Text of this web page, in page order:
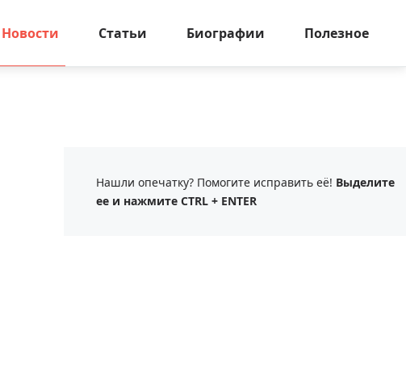
Новости Статьи Биографии Полезное
Нашли опечатку? Помогите исправить её! Выделите
ее и нажмите CTRL + ENTER